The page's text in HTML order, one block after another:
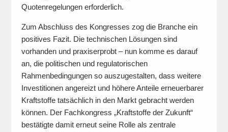
Quotenregelungen erforderlich.
Zum Abschluss des Kongresses zog die Branche ein
positives Fazit. Die technischen Lösungen sind
vorhanden und praxiserprobt – nun komme es darauf
an, die politischen und regulatorischen
Rahmenbedingungen so auszugestalten, dass weitere
Investitionen angereizt und höhere Anteile erneuerbarer
Kraftstoffe tatsächlich in den Markt gebracht werden
können. Der Fachkongress „Kraftstoffe der Zukunft“
bestätigte damit erneut seine Rolle als zentrale